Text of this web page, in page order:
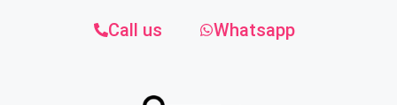
Call us Whatsapp